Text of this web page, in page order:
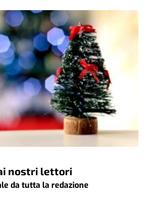
nostri lettori
da tutta la redazione